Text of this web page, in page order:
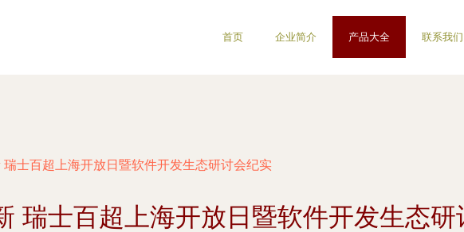
首页 企业简介 产品大全 联系我们
士百超上海开放日暨软件开发生态研讨会纪实
瑞士百超上海开放日暨软件开发生态研